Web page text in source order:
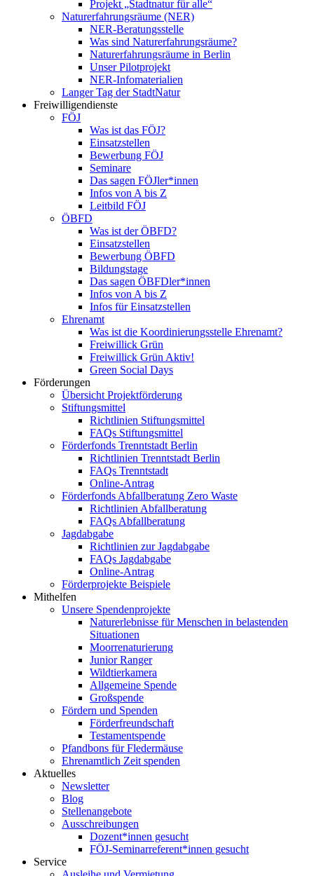
Projekt „Stadtnatur für alle“
Naturerfahrungsräume (NER)
NER-Beratungsstelle
Was sind Naturerfahrungsräume?
Naturerfahrungsräume in Berlin
Unser Pilotprojekt
NER-Infomaterialien
Langer Tag der StadtNatur
Freiwilligendienste
FÖJ
Was ist das FÖJ?
Einsatzstellen
Bewerbung FÖJ
Seminare
Das sagen FÖJler*innen
Infos von A bis Z
Leitbild FÖJ
ÖBFD
Was ist der ÖBFD?
Einsatzstellen
Bewerbung ÖBFD
Bildungstage
Das sagen ÖBFDler*innen
Infos von A bis Z
Infos für Einsatzstellen
Ehrenamt
Was ist die Koordinierungsstelle Ehrenamt?
Freiwillick Grün
Freiwillick Grün Aktiv!
Green Social Days
Förderungen
Übersicht Projektförderung
Stiftungsmittel
Richtlinien Stiftungsmittel
FAQs Stiftungsmittel
Förderfonds Trenntstadt Berlin
Richtlinien Trenntstadt Berlin
FAQs Trenntstadt
Online-Antrag
Förderfonds Abfallberatung Zero Waste
Richtlinien Abfallberatung
FAQs Abfallberatung
Jagdabgabe
Richtlinien zur Jagdabgabe
FAQs Jagdabgabe
Online-Antrag
Förderprojekte Beispiele
Mithelfen
Unsere Spendenprojekte
Naturerlebnisse für Menschen in belastenden
Situationen
Moorrenaturierung
Junior Ranger
Wildtierkamera
Allgemeine Spende
Großspende
Fördern und Spenden
Förderfreundschaft
Testamentspende
Pfandbons für Fledermäuse
Ehrenamtlich Zeit spenden
Aktuelles
Newsletter
Blog
Stellenangebote
Ausschreibungen
Dozent*innen gesucht
FÖJ-Seminarreferent*innen gesucht
Service